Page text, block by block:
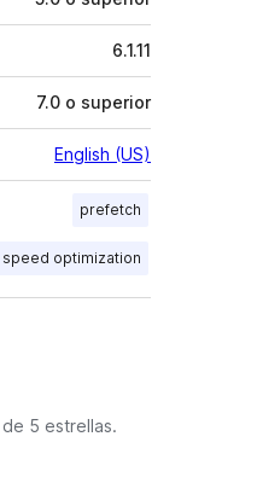
6.1.11
7.0 o superior
English (US)
prefetch
speed optimization
de 5 estrellas.